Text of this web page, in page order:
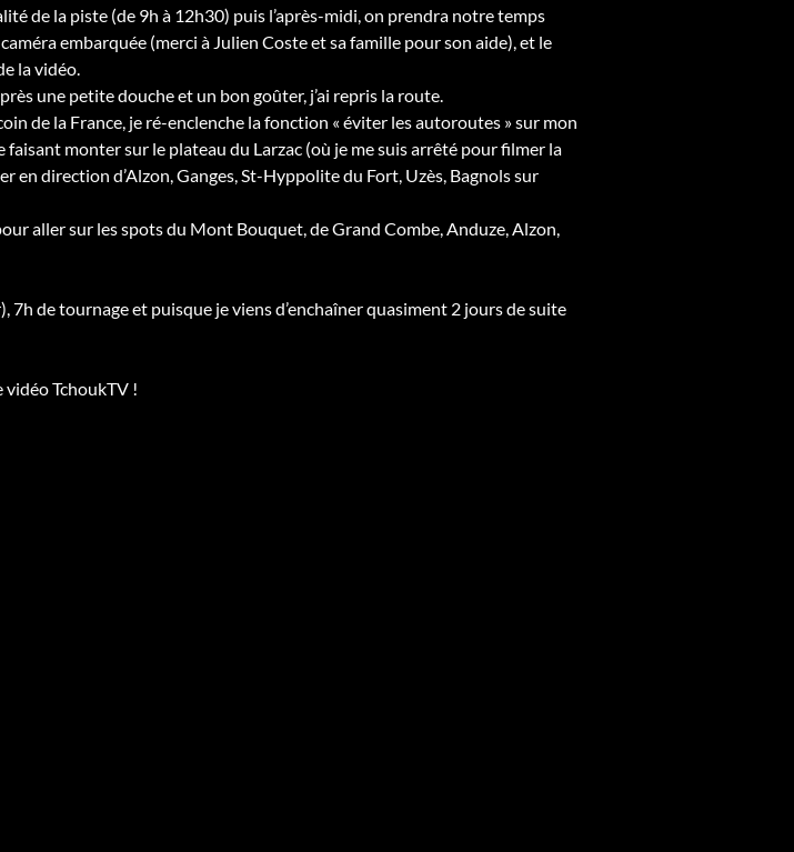
de la piste (de 9h à 12h30) puis l’après-midi, on prendra notre temps
embarquée (merci à Julien Coste et sa famille pour son aide), et le
la vidéo.
une petite douche et un bon goûter, j’ai repris la route.
de la France, je ré-enclenche la fonction « éviter les autoroutes » sur mon
faisant monter sur le plateau du Larzac (où je me suis arrêté pour filmer la
en direction d’Alzon, Ganges, St-Hyppolite du Fort, Uzès, Bagnols sur
aller sur les spots du Mont Bouquet, de Grand Combe, Anduze, Alzon,
7h de tournage et puisque je viens d’enchaîner quasiment 2 jours de suite
vidéo TchoukTV !